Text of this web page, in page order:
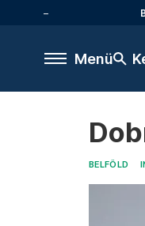
Menü
BELFÖLD